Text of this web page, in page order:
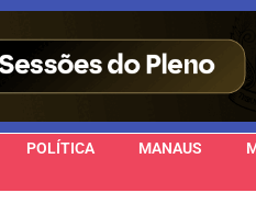
POLÍTICA MANAUS